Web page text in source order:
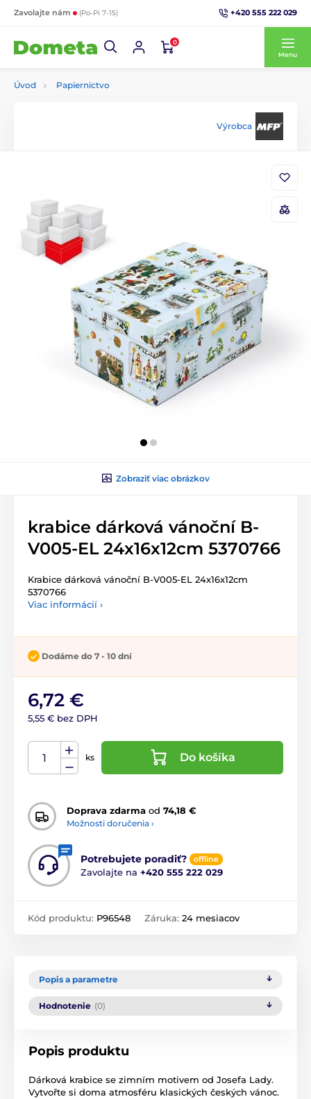
Zavolajte nám (Po-Pi 7-15) +420 555 222 029
0
Menu
Úvod Papiernictvo
Výrobca
Zobraziť viac obrázkov
krabice dárková vánoční B-
V005-EL 24x16x12cm 5370766
Krabice dárková vánoční B-V005-EL 24x16x12cm
5370766
Viac informácií ›
Dodáme do 7 - 10 dní
6,72 €
5,55 € bez DPH
ks Do košíka
Doprava zdarma od 74,18 €
Možnosti doručenia ›
Potrebujete poradiť? offline
Zavolajte na +420 555 222 029
Kód produktu: P96548 Záruka: 24 mesiacov
Popis a parametre
Hodnotenie (0)
Popis produktu
Dárková krabice se zimním motivem od Josefa Lady.
Vytvořte si doma atmosféru klasických českých vánoc.